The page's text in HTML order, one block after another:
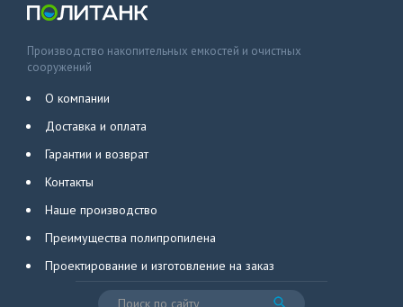
Производство накопительных емкостей и очистных
сооружений
О компании
Доставка и оплата
Гарантии и возврат
Контакты
Наше производство
Преимущества полипропилена
Проектирование и изготовление на заказ